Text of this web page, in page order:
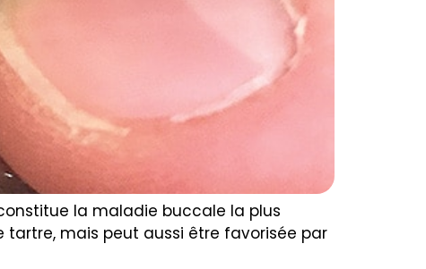
la maladie buccale la plus
mais peut aussi être favorisée par